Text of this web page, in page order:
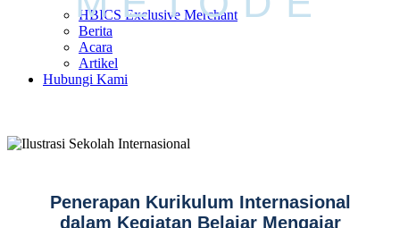
HBICS Exclusive Merchant
Berita
Acara
Artikel
Hubungi Kami
Penerapan Kurikulum Internasional
dalam Kegiatan Belajar Mengajar